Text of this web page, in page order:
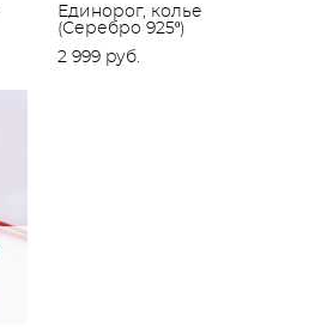
Единорог, колье
(Серебро 925º)
2 999 pуб.